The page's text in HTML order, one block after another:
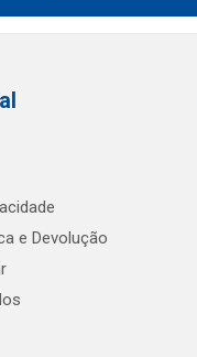
e Devolução